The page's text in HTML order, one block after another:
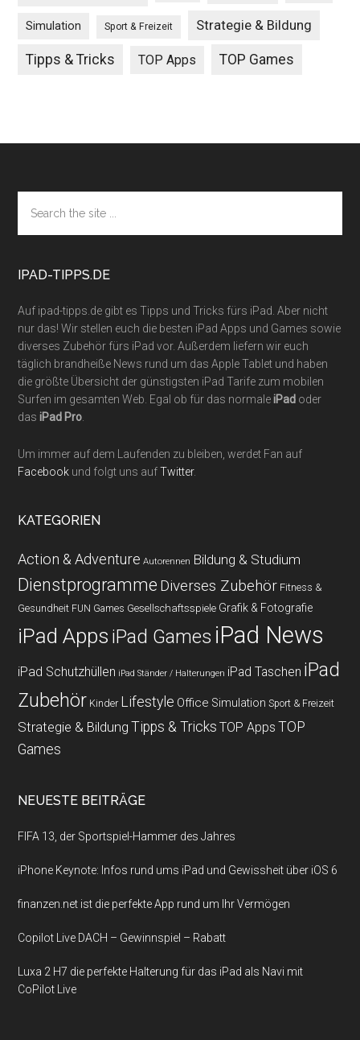
Simulation Sport & Freizeit Strategie & Bildung
Tipps & Tricks TOP Apps TOP Games
Footer
the
site
IPAD-TIPPS.DE
Auf ipad-tipps.de gibt es Tipps und Tricks fürs iPad. Aber nicht
nur das! Wir stellen euch die besten iPad Apps und Games sowie
diverses Zubehör fürs iPad vor. Außerdem liefern wir euch
täglich brandheiße News rund um das Apple Tablet und haben
die größte Übersicht der günstigsten iPad Tarife zum mobilen
Surfen im gesamten Web. Egal ob für das normaleiPad oder
dasiPad Pro
Um immer auf dem Laufenden zu bleiben, werdet Fan auf
Facebook und folgt uns aufTwitter.
KATEGORIEN
Action & Adventure Autorennen Bildung & Studium
Dienstprogramme Diverses Zubehör Fitness &
Gesundheit FUN Games Gesellschaftsspiele Grafik & Fotografie
iPad Apps iPad Games iPad News
iPad Schutzhüllen iPad Ständer / Halterungen iPad Taschen iPad
Zubehör Kinder Lifestyle Office Simulation Sport & Freizeit
Strategie & Bildung Tipps & Tricks TOP Apps TOP
Games
NEUESTE BEITRÄGE
FIFA 13, der Sportspiel-Hammer des Jahres
iPhone Keynote: Infos rund ums iPad und Gewissheit über iOS 6
finanzen.net ist die perfekte App rund um Ihr Vermögen
Copilot Live DACH – Gewinnspiel – Rabatt
Luxa 2 H7 die perfekte Halterung für das iPad als Navi mit
CoPilot Live